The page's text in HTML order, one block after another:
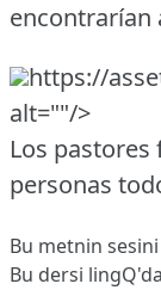
encontrarían
https://
alt=""/>
Los pastores
personas
Bu metnin
Bu dersi